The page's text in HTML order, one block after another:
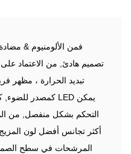
فمن الألومنيوم &
تصميم هادئ, من الاعتماد على
تبديد الحرارة ، مظهر
التحكم بشكل منفصل, من
أكثر تجانس أفضل لون
المرشحات في سطح